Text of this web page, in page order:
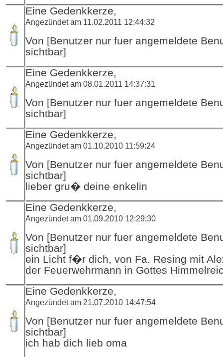
Eine Gedenkkerze,
Angezündet am 11.02.2011 12:44:32
Von [Benutzer nur fuer angemeldete
sichtbar]
Eine Gedenkkerze,
Angezündet am 08.01.2011 14:37:31
Von [Benutzer nur fuer angemeldete
sichtbar]
Eine Gedenkkerze,
Angezündet am 01.10.2010 11:59:24
Von [Benutzer nur fuer angemeldete
sichtbar]
lieber gru� deine enkelin
Eine Gedenkkerze,
Angezündet am 01.09.2010 12:29:30
Von [Benutzer nur fuer angemeldete
sichtbar]
ein Licht f�r dich, von Fa. Resing mit
der Feuerwehrmann in Gottes
Eine Gedenkkerze,
Angezündet am 21.07.2010 14:47:54
Von [Benutzer nur fuer angemeldete
sichtbar]
ich hab dich lieb oma